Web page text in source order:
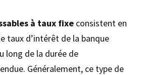
à taux fixe consistent en
taux d’intérêt de la banque
long de la durée de
Généralement, ce type de